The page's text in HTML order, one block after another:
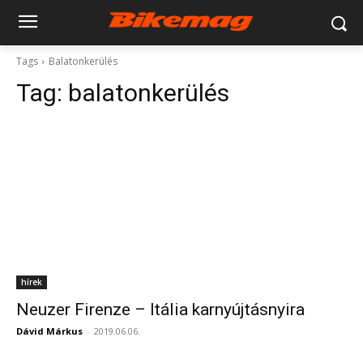
Tags Balatonkerülés
Tag: balatonkerülés
hírek
Neuzer Firenze – Itália karnyújtásnyira
Dávid Márkus - 2019.06.06.